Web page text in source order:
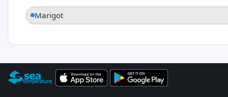
Marigot